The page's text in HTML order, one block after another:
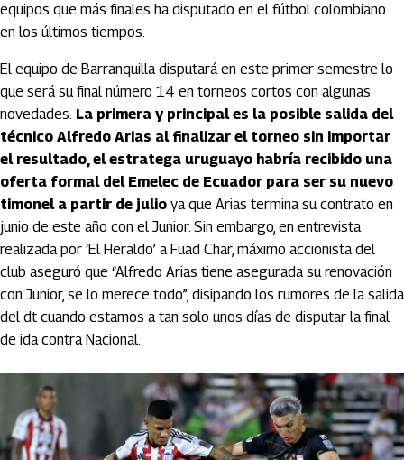
equipos que más finales ha disputado en el fútbol colombiano
en los últimos tiempos.
El equipo de Barranquilla disputará en este primer semestre lo
que será su final número 14 en torneos cortos con algunas
novedades. La primera y principal es la posible salida del
técnico Alfredo Arias al finalizar el torneo sin importar
el resultado, el estratega uruguayo habría recibido una
oferta formal del Emelec de Ecuador para ser su nuevo
timonel a partir de julio ya que Arias termina su contrato en
junio de este año con el Junior. Sin embargo, en entrevista
realizada por ‘El Heraldo’ a Fuad Char, máximo accionista del
club aseguró que “Alfredo Arias tiene asegurada su renovación
con Junior, se lo merece todo”, disipando los rumores de la salida
del dt cuando estamos a tan solo unos días de disputar la final
de ida contra Nacional.